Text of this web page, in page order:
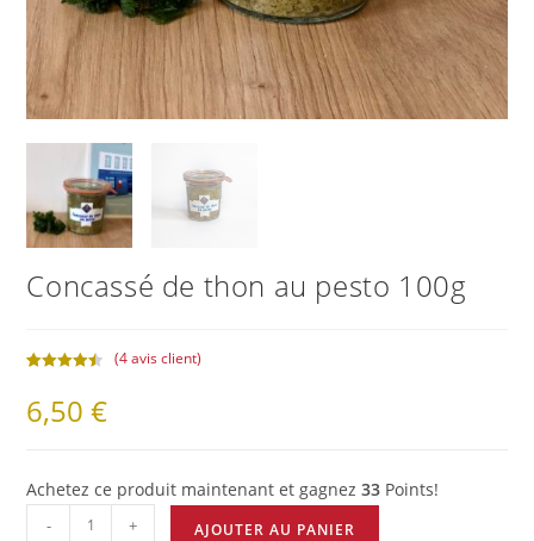
Concassé de thon au pesto 100g
sur 5
basé sur
(4avis client)
6,50€
Achetez ce produit maintenant et gagnez33 Points!
- + AJOUTER AU PANIER